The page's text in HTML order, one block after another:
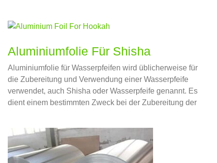
Aluminiumfolie Für Shisha
Aluminiumfolie für Wasserpfeifen wird üblicherweise für
die Zubereitung und Verwendung einer Wasserpfeife
verwendet, auch Shisha oder Wasserpfeife genannt. Es
dient einem bestimmten Zweck bei der Zubereitung der